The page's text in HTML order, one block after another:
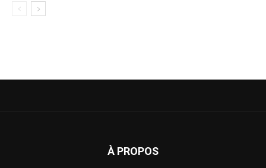
À PROPOS